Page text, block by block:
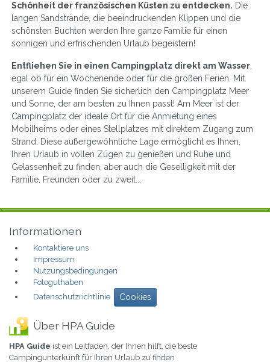
Schönheit der französischen Küsten zu entdecken. Die
langen Sandstrände, die beeindruckenden Klippen und die
schönsten Buchten werden Ihre ganze Familie für einen
sonnigen und erfrischenden Urlaub begeistern!
Entfliehen Sie in einen Campingplatz direkt am Wasser,
egal ob für ein Wochenende oder für die großen Ferien. Mit
unserem Guide finden Sie sicherlich den Campingplatz Meer
und Sonne, der am besten zu Ihnen passt! Am Meer ist der
Campingplatz der ideale Ort für die Anmietung eines
Mobilheims oder eines Stellplatzes mit direktem Zugang zum
Strand. Diese außergewöhnliche Lage ermöglicht es Ihnen,
Ihren Urlaub in vollen Zügen zu genießen und Ruhe und
Gelassenheit zu finden, aber auch die Geselligkeit mit der
Familie, Freunden oder zu zweit...
Informationen
Kontaktiere uns
Impressum
Nutzungsbedingungen
Fotoguthaben
Datenschutzrichtlinie
Cookies
Über HPA Guide
HPA Guide ist ein Leitfaden, der Ihnen hilft, die beste
Campingunterkunft für Ihren Urlaub zu finden